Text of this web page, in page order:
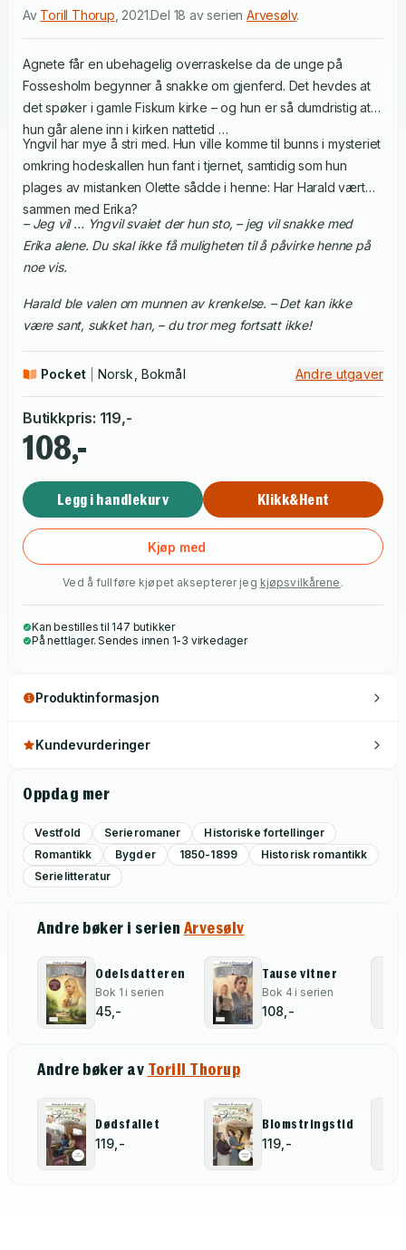
Av Torill Thorup 2021.Del 18 av serienArvesølv.
Agnete får en ubehagelig overraskelse da de unge på
Fossesholm begynner å snakke om gjenferd. Det hevdes at
det spøker i gamle Fiskum kirke – og hun er så dumdristig at
hun går alene inn i kirken nattetid …
Yngvil har mye å stri med. Hun ville komme til bunns i mysteriet
omkring hodeskallen hun fant i tjernet, samtidig som hun
plages av mistanken Olette sådde i henne: Har Harald vært
sammen med Erika?
– Jeg vil … Yngvil svaiet der hun sto, – jeg vil snakke med
Erika alene. Du skal ikke få muligheten til å påvirke henne på
noe vis.
Harald ble valen om munnen av krenkelse. – Det kan ikke
være sant, sukket han, – du tror meg fortsatt ikke!
Pocket Norsk, Bokmål Andre utgaver
Butikkpris: 119,-
108,-
Legg i handlekurv Klikk&Hent
Kjøp med
Ved å fullføre kjøpet aksepterer jeg kjøpsvilkårene .
Kan bestilles til 147 butikker
På nettlager. Sendes innen 1-3 virkedager
Produktinformasjon
Kundevurderinger
Oppdag mer
Vestfold Serieromaner
Historiske fortellinger
Romantikk
Bygder 1850-1899
Historisk romantikk
Serielitteratur
Andre bøker i serien Arvesølv
Odelsdatteren
Bok 1 i serien
45,-
Tause vitner
Bok 4 i serien
108,-
Andre bøker av Torill Thorup
Dødsfallet
119,-
Blomstringstid
119,-